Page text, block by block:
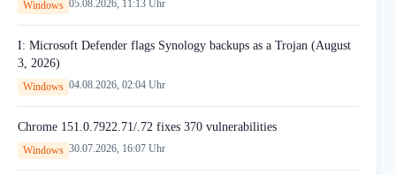
Windows 05.08.2026, 11:13 Uhr
I: Microsoft Defender flags Synology backups as a Trojan (August
3, 2026)
Windows 04.08.2026, 02:04 Uhr
Chrome 151.0.7922.71/.72 fixes 370 vulnerabilities
Windows 30.07.2026, 16:07 Uhr